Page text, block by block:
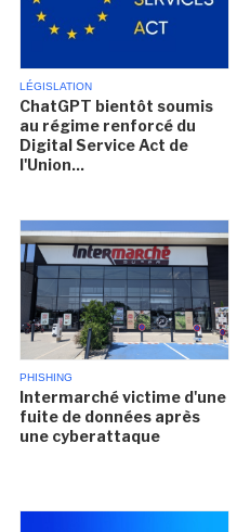
LÉGISLATION
ChatGPT bientôt soumis
au régime renforcé du
Digital Service Act de
l'Union...
PHISHING
Intermarché victime d'une
fuite de données après
une cyberattaque